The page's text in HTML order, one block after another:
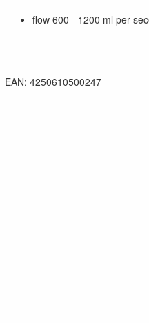
flow 600 - 1200 ml per
EAN: 4250610500247